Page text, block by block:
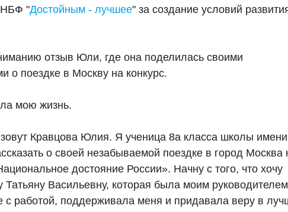
НБФ "Достойным - лучшее" за создание условий
отзыв Юли, где она поделилась своими
о поездке в Москву на конкурс.
мою жизнь.
Кравцова Юлия. Я ученица 8а класса школы имени
о своей незабываемой поездке в город Москва
достояние России». Начну с того, что хочу
Татьяну Васильевну, которая была моим
работой, поддерживала меня и придавала веру в